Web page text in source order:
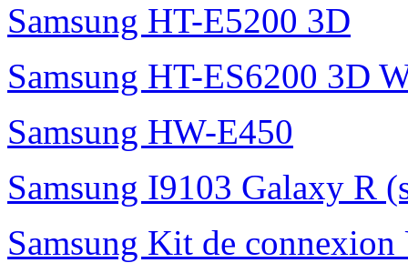
Samsung HT-E5200 3D
Samsung HT-ES6200 3D
Samsung HW-E450
Samsung I9103 Galaxy R
Samsung Kit de